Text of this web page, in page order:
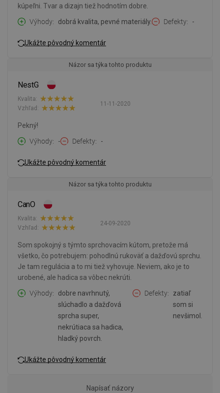
kúpeľni. Tvar a dizajn tiež hodnotím dobre.
Výhody
dobrá kvalita, pevné materiály. Defekty -
Ukážte pôvodný komentár
Názor sa týka tohto produktu
NestG
11-11-2020
Kvalita:
Vzhľad:
Pekný!
Výhody
- Defekty -
Ukážte pôvodný komentár
Názor sa týka tohto produktu
CanO
24-09-2020
Kvalita:
Vzhľad:
Som spokojný s týmto sprchovacím kútom, pretože má
všetko, čo potrebujem: pohodlnú rukoväť a dažďovú sprchu.
Je tam regulácia a to mi tiež vyhovuje. Neviem, ako je to
urobené, ale hadica sa vôbec nekrúti.
Výhody
dobre navrhnutý,
slúchadlo a dažďová
sprcha super,
nekrútiaca sa hadica,
hladký povrch.
Defekty
zatiaľ
som si
nevšimol.
Ukážte pôvodný komentár
Napísať názory